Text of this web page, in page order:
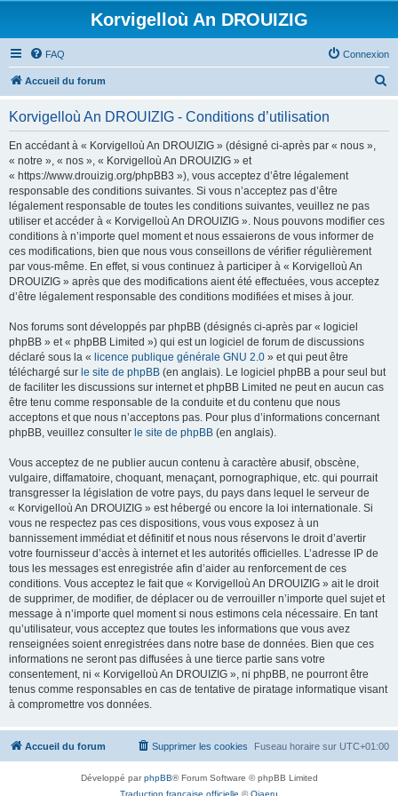
Korvigelloù An DROUIZIG
FAQ Connexion
Accueil du forum
Korvigelloù An DROUIZIG - Conditions d’utilisation
En accédant à « Korvigelloù An DROUIZIG » (désigné ci-après par « nous »,
« notre », « nos », « Korvigelloù An DROUIZIG » et
« https://www.drouizig.org/phpBB3 »), vous acceptez d’être légalement
responsable des conditions suivantes. Si vous n’acceptez pas d’être
légalement responsable de toutes les conditions suivantes, veuillez ne pas
utiliser et accéder à « Korvigelloù An DROUIZIG ». Nous pouvons modifier ces
conditions à n’importe quel moment et nous essaierons de vous informer de
ces modifications, bien que nous vous conseillons de vérifier régulièrement
par vous-même. En effet, si vous continuez à participer à « Korvigelloù An
DROUIZIG » après que des modifications aient été effectuées, vous acceptez
d’être légalement responsable des conditions modifiées et mises à jour.
Nos forums sont développés par phpBB (désignés ci-après par « logiciel
phpBB » et « phpBB Limited ») qui est un logiciel de forum de discussions
déclaré sous la « licence publique générale GNU 2.0 » et qui peut être
téléchargé sur le site de phpBB (en anglais). Le logiciel phpBB a pour seul but
de faciliter les discussions sur internet et phpBB Limited ne peut en aucun cas
être tenu comme responsable de la conduite et du contenu que nous
acceptons et que nous n’acceptons pas. Pour plus d’informations concernant
phpBB, veuillez consulter le site de phpBB (en anglais).
Vous acceptez de ne publier aucun contenu à caractère abusif, obscène,
vulgaire, diffamatoire, choquant, menaçant, pornographique, etc. qui pourrait
transgresser la législation de votre pays, du pays dans lequel le serveur de
« Korvigelloù An DROUIZIG » est hébergé ou encore la loi internationale. Si
vous ne respectez pas ces dispositions, vous vous exposez à un
bannissement immédiat et définitif et nous nous réservons le droit d’avertir
votre fournisseur d’accès à internet et les autorités officielles. L’adresse IP de
tous les messages est enregistrée afin d’aider au renforcement de ces
conditions. Vous acceptez le fait que « Korvigelloù An DROUIZIG » ait le droit
de supprimer, de modifier, de déplacer ou de verrouiller n’importe quel sujet et
message à n’importe quel moment si nous estimons cela nécessaire. En tant
qu’utilisateur, vous acceptez que toutes les informations que vous avez
renseignées soient enregistrées dans notre base de données. Bien que ces
informations ne seront pas diffusées à une tierce partie sans votre
consentement, ni « Korvigelloù An DROUIZIG », ni phpBB, ne pourront être
tenus comme responsables en cas de tentative de piratage informatique visant
à compromettre vos données.
Accueil du forum Fuseau horaire sur UTC+01:00
Supprimer les cookies
Développé parphpBB® Forum Software © phpBB Limited
Traduction française officielle ©Qiaeru